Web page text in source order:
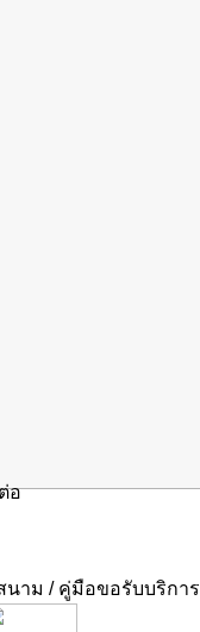
อ
าม / คู่มือขอรับบริการ